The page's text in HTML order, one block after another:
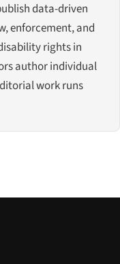
data-driven
enforcement, and
rights in
author individual
work runs